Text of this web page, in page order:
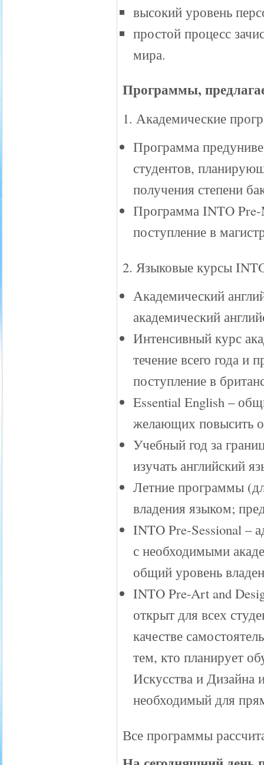
высокий уровень
простой процесс
мира.
Программы,
1. Академические
Программа
студентов,
получения степени
Программа INTO Pre-
поступление в
2. Языковые курсы
Академический
академический
Интенсивный курс
течение всего года и
поступление в
Essential English –
желающих повысить
Учебный год за
изучать английский
Летние программы
владения языком;
INTO Pre-Sessional –
с необходимыми
общий уровень
INTO Pre-Art and
открыт для всех
качестве
тем, кто планирует
Искусства и Дизайна
необходимый для
Все программы